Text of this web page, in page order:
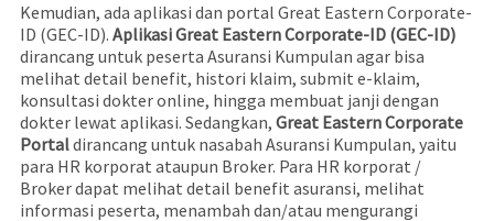
Kemudian, ada aplikasi dan portal Great Eastern Corporate-
ID (GEC-ID). Aplikasi Great Eastern Corporate-ID (GEC-ID)
dirancang untuk peserta Asuransi Kumpulan agar bisa
melihat detail benefit, histori klaim, submit e-klaim,
konsultasi dokter online, hingga membuat janji dengan
dokter lewat aplikasi. Sedangkan, Great Eastern Corporate
Portaldirancang untuk nasabah Asuransi Kumpulan, yaitu
para HR korporat ataupun Broker. Para HR korporat /
Broker dapat melihat detail benefit asuransi, melihat
informasi peserta, menambah dan/atau mengurangi